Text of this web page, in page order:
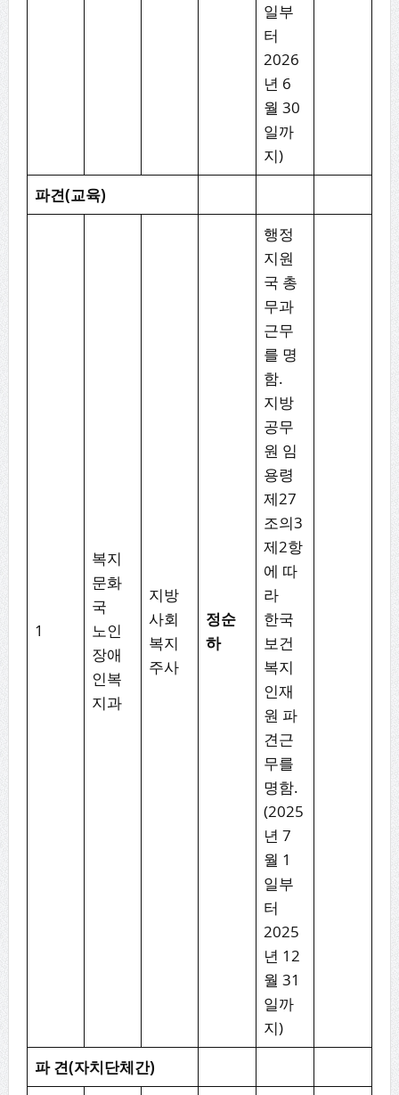
일부
터
2026
년 6
월 30
일까
지)
파견(교육)
1
복지
문화
국
노인
장애
인복
지과
지방
사회
복지
주사
정순
하
행정
지원
국 총
무과
근무
를 명
함.
지방
공무
원 임
용령
제27
조의3
제2항
에 따
라
한국
보건
복지
인재
원 파
견근
무를
명함.
(2025
년 7
월 1
일부
터
2025
년 12
월 31
일까
지)
파견(자치단체간)